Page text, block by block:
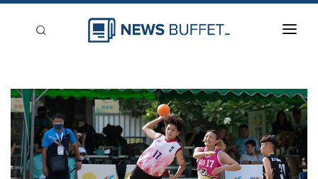
新聞稿分類
登入
刊登